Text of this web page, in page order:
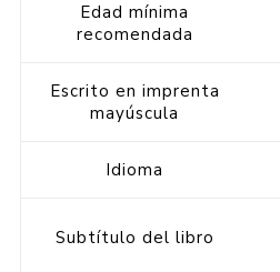
Edad mínima
recomendada
Escrito en imprenta
mayúscula
Idioma
Subtítulo del libro